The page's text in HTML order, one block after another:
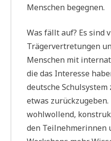
Menschen begegnen.
Was fällt auf? Es sind
Trägervertretungen
Menschen mit
die das Interesse
deutsche
etwas
wohlwollend,
den Teilnehmerinnen